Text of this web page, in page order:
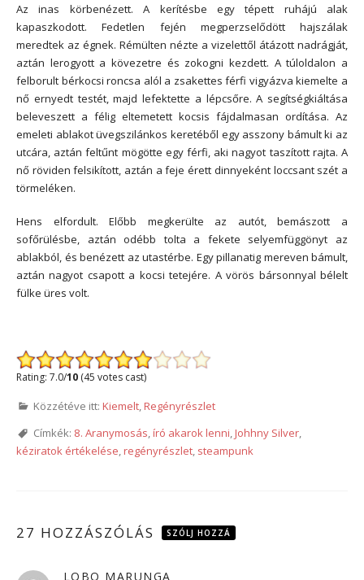
Az inas körbenézett. A kerítésbe egy tépett ruhájú alak
kapaszkodott. Fedetlen fején megperzselődött hajszálak
meredtek az égnek. Rémülten nézte a vizelettől átázott nadrágját,
aztán lerogyott a kövezetre és zokogni kezdett. A túloldalon a
felborult bérkocsi roncsa alól a zsakettes férfi vigyázva kiemelte a
nő ernyedt testét, majd lefektette a lépcsőre. A segítségkiáltása
beleveszett a félig eltemetett kocsis fájdalmasan ordítása. Az
emeleti ablakot üvegszilánkos keretéből egy asszony bámult ki az
utcára, aztán feltűnt mögötte egy férfi, aki nagyot taszított rajta. A
nő röviden felsikított, aztán a feje érett dinnyeként loccsant szét a
törmeléken.
Hens elfordult. Előbb megkerülte az autót, bemászott a
sofőrülésbe, aztán odébb tolta a fekete selyemfüggönyt az
ablakból, és benézett az utastérbe. Egy pillanatig mereven bámult,
aztán nagyot csapott a kocsi tetejére. A vörös bársonnyal bélelt
fülke üres volt.
Rating: 7.0/10 (45 votes cast)
Közzétéve itt: Kiemelt,Regényrészlet
Címkék: 8. Aranymosás,író akarok lenni,Johhny Silver,
kéziratok értékelése,regényrészlet, steampunk
27 HOZZÁSZÓLÁS SZÓLJ HOZZÁ
LOBO MARUNGA